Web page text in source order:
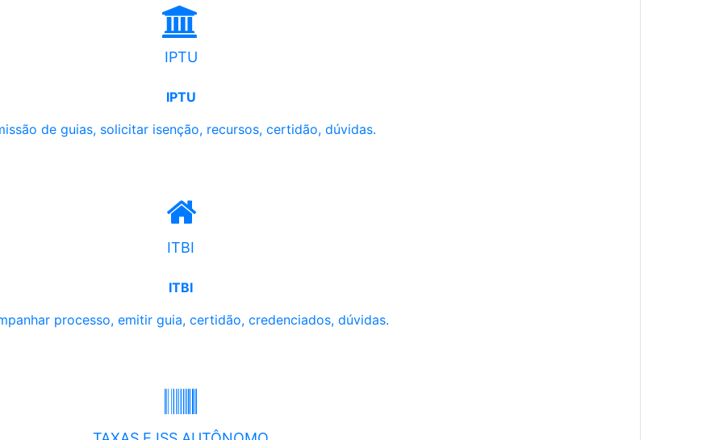
IPTU
IPTU
de guias, solicitar isenção, recursos, certidão, dúvidas.
ITBI
ITBI
processo, emitir guia, certidão, credenciados, dúvidas.